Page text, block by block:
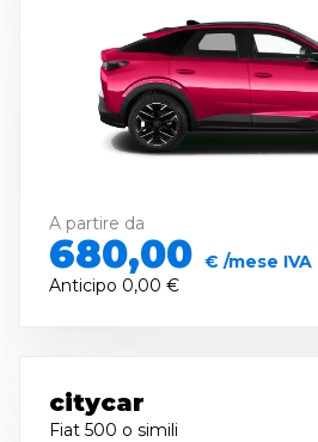
A partire da
680,00 € /mese IVA
Anticipo 0,00 €
citycar
Fiat 500 o simili